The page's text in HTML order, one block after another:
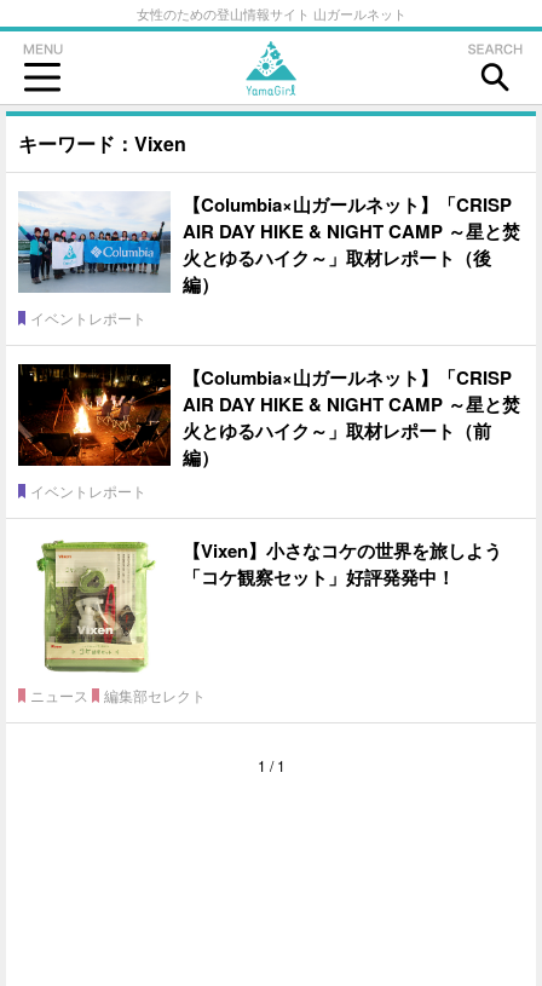
女性のための登山情報サイト 山ガールネット
キーワード：Vixen
【Columbia×山ガールネット】「CRISP
AIR DAY HIKE & NIGHT CAMP ～星と焚
火とゆるハイク～」取材レポート（後
編）
イベントレポート
【Columbia×山ガールネット】「CRISP
AIR DAY HIKE & NIGHT CAMP ～星と焚
火とゆるハイク～」取材レポート（前
編）
イベントレポート
【Vixen】小さなコケの世界を旅しよう
「コケ観察セット」好評発発中！
ニュース 編集部セレクト
1 / 1